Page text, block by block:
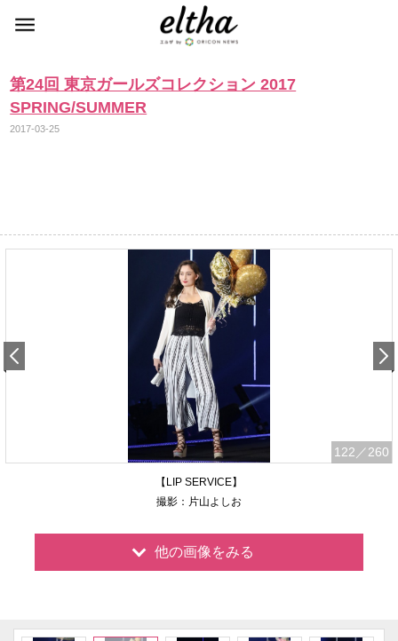
第24回 東京ガールズコレクション 2017
SPRING/SUMMER
2017-03-25
122 ／260
【LIP SERVICE】
撮影：片山よしお
他の画像をみる